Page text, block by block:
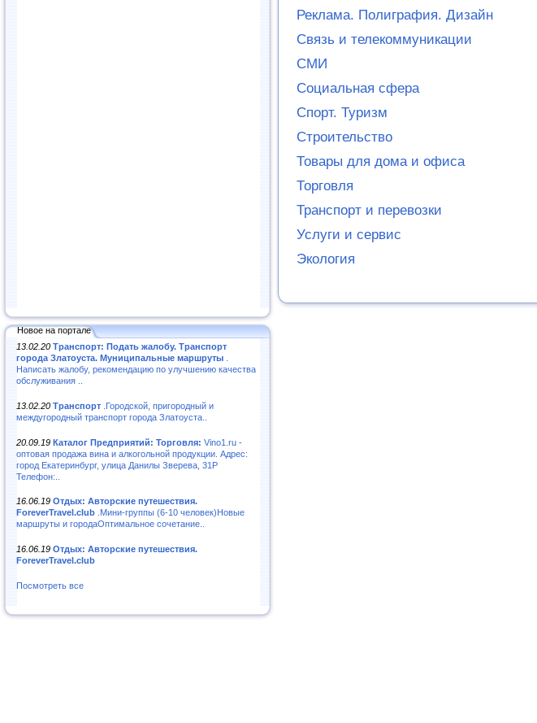
Новое на портале
13.02.20 Транспорт: Подать жалобу. Транспорт
города Златоуста. Муниципальные маршруты
Написать жалобу, рекомендацию по улучшению качества
обслуживания ..
13.02.20 Транспорт .Городской, пригородный и
междугородный транспорт города Златоуста..
20.09.19 Каталог Предприятий: Торговля: Vino1.ru -
оптовая продажа вина и алкогольной продукции. Адрес:
город Екатеринбург, улица Данилы Зверева, 31Р
Телефон:..
16.06.19 Отдых: Авторские путешествия.
ForeverTravel.club .Мини-группы (6-10 человек)Новые
маршруты и городаОптимальное сочетание..
16.06.19 Отдых: Авторские путешествия.
ForeverTravel.club
Посмотреть все
Реклама. Полиграфия. Дизайн
Связь и телекоммуникации
СМИ
Социальная сфера
Спорт. Туризм
Строительство
Товары для дома и офиса
Торговля
Транспорт и перевозки
Услуги и сервис
Экология